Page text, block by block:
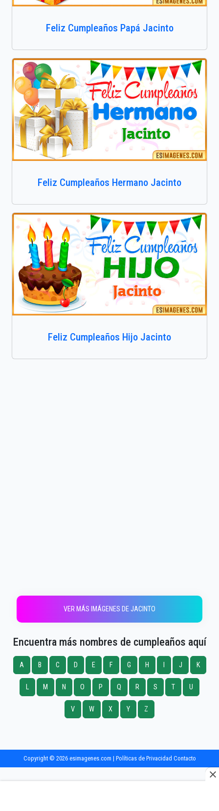
Feliz Cumpleaños Papá Jacinto
Feliz Cumpleaños Hermano Jacinto
Feliz Cumpleaños Hijo Jacinto
VER MÁS IMÁGENES DE JACINTO
Encuentra más nombres de cumpleaños aquí
A B C D E F G H J K
L M N O P Q R S T U
V W X Y Z
Copyright © 2026 esimagenes.com | Políticas de Privacidad Contacto